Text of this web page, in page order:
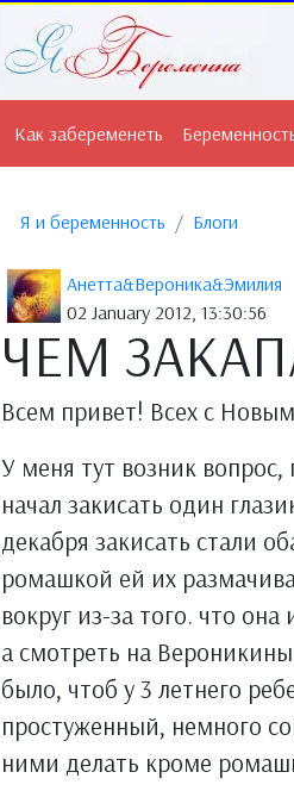
Как забеременеть
Я и беременность Блоги
Анетта&Вероника&Эмилия
02 January 2012, 13:30:56
ЧЕМ
Всем привет! Всех с
У меня тут возник
начал закисать один
декабря закисать стали
ромашкой ей их
вокруг из-за того. что
а смотреть на
было, чтоб у 3 летнего
простуженный, немного
ними делать кроме